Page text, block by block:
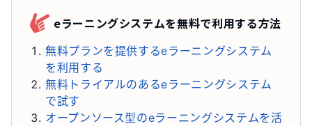
eラーニングシステムを無料で利用する方法
無料プランを提供するeラーニングシステム
を利用する
無料トライアルのあるeラーニングシステム
で試す
オープンソース型のeラーニングシステムを活